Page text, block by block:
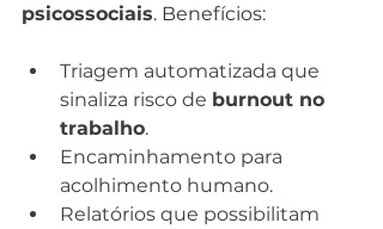
psicossociais. Benefícios:
Triagem automatizada que
sinaliza risco de burnout no
trabalho.
Encaminhamento para
acolhimento humano.
Relatórios que possibilitam